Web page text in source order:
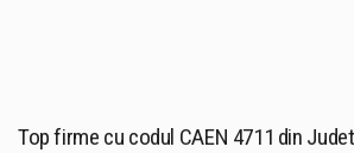
Top firme cu codul CAEN 4711 din